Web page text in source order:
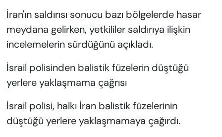
İran'ın saldırısı sonucu bazı bölgelerde hasar
meydana gelirken, yetkililer saldırıya ilişkin
incelemelerin sürdüğünü açıkladı.
İsrail polisinden balistik füzelerin düştüğü
yerlere yaklaşmama çağrısı
İsrail polisi, halkı İran balistik füzelerinin
düştüğü yerlere yaklaşmamaya çağırdı.